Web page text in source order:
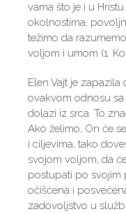
vama što je i u
okolnostima,
težimo da
voljom i umom (1.
Elen Vajt je
ovakvom odnosu sa
dolazi iz srca. To
Ako želimo, On će
i ciljevima, tako
svojom voljom, da
postupati po svojim
očišćena i
zadovoljstvo u